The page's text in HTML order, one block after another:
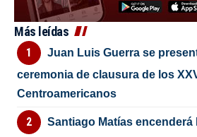
Más leídas
Juan Luis Guerra se
ceremonia de clausura de los
Centroamericanos
Santiago Matías encenderá